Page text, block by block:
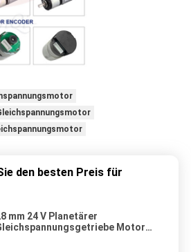
den besten Preis für
mm 24 V Planetärer
Motor